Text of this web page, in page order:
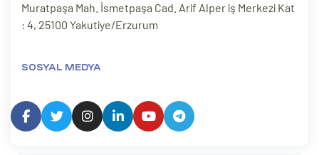
Muratpaşa Mah. İsmetpaşa Cad. Arif Alper iş Merkezi Kat
: 4, 25100 Yakutiye/Erzurum
SOSYAL MEDYA